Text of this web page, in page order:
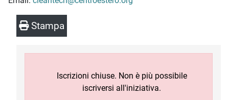
Stampa
Iscrizioni chiuse. Non è più possibile
iscriversi all'iniziativa.